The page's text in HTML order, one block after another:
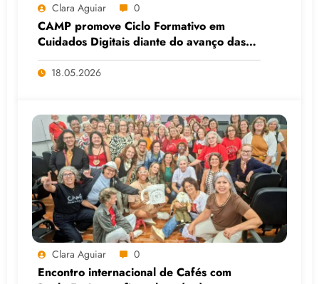
Clara Aguiar 0
CAMP promove Ciclo Formativo em
Cuidados Digitais diante do avanço das
Big Techs e da IA
18.05.2026
Clara Aguiar 0
Encontro internacional de Cafés com